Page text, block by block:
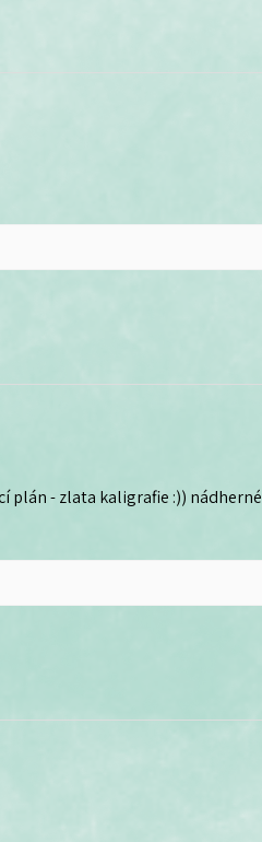
plán - zlata kaligrafie :))